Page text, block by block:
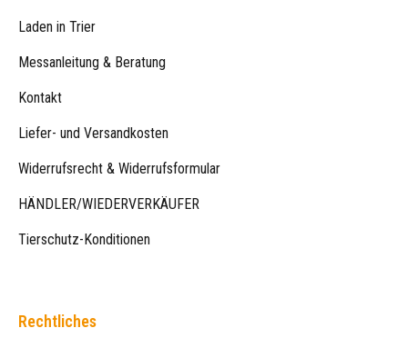
Laden in Trier
Messanleitung & Beratung
Kontakt
Liefer- und Versandkosten
Widerrufsrecht & Widerrufsformular
HÄNDLER/WIEDERVERKÄUFER
Tierschutz-Konditionen
Rechtliches